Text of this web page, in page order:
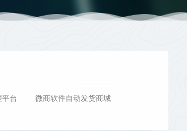
台
微商软件自动发货商城